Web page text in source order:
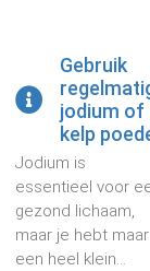
Gebruik
jodium of
kelp
Jodium is
essentieel voor
gezond lichaam,
maar je hebt maar
een heel klein...